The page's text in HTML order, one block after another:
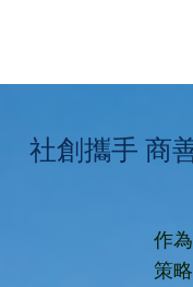
社創攜手 商
作
策略